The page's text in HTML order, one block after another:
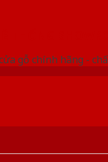
gỗ chính hãng -